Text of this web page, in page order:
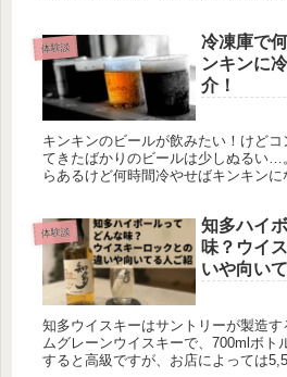
体験談
冷凍庫で
ンキンに
介！
キンキンのビールが飲みたい！けど
てきたばかりのビールは少しぬるい…
らあるけど何時間冷やせばキンキン
体験談
知多ハイ
味？ウイ
いや向い
知多ウイスキーはサントリーが製造
ムグレーンウイスキーで、700mlボト
すると高級ですが、お店によっては